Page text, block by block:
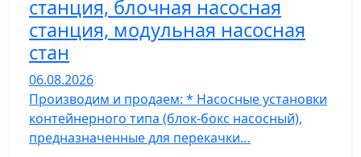
станция, блочная насосная
станция, модульная насосная
стан
06.08.2026
Производим и продаем: * Насосные установки
контейнерного типа (блок-бокс насосный),
предназначенные для перекачки…